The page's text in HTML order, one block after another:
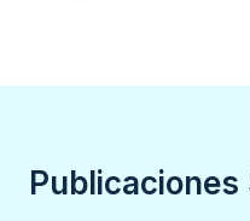
Publicaciones